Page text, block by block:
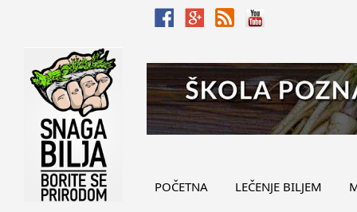
POČETNA LEČENJE BILJEM